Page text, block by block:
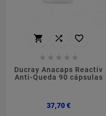
  
    
Ducray Anacaps Reactiv
Anti-Queda 90 cápsulas
37,70 €Preço